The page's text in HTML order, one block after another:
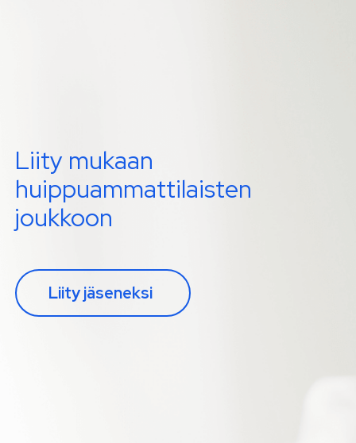
Liity mukaan
huippuammattilaisten
joukkoon
Liity jäseneksi